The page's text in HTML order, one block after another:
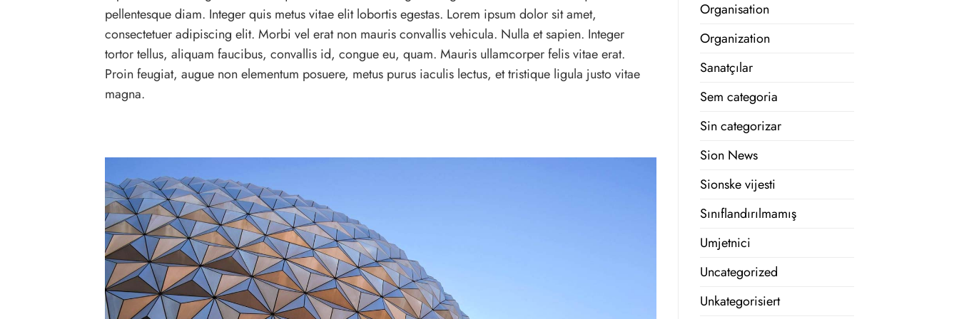
pellentesque diam. Integer quis metus vitae elit lobortis egestas. Lorem ipsum dolor sit amet,
consectetuer adipiscing elit. Morbi vel erat non mauris convallis vehicula. Nulla et sapien. Integer
tortor tellus, aliquam faucibus, convallis id, congue eu, quam. Mauris ullamcorper felis vitae erat.
Proin feugiat, augue non elementum posuere, metus purus iaculis lectus, et tristique ligula justo vitae
magna.
Organisation
Organization
Sanatçılar
Sem categoria
Sin categorizar
Sion News
Sionske vijesti
Sınıflandırılmamış
Umjetnici
Uncategorized
Unkategorisiert